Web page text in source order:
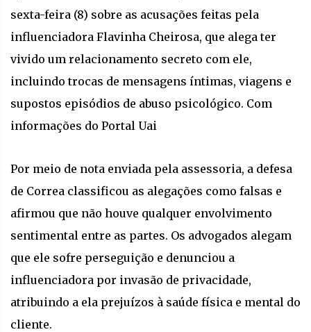
sexta-feira (8) sobre as acusações feitas pela
influenciadora Flavinha Cheirosa, que alega ter
vivido um relacionamento secreto com ele,
incluindo trocas de mensagens íntimas, viagens e
supostos episódios de abuso psicológico. Com
informações do Portal Uai
Por meio de nota enviada pela assessoria, a defesa
de Correa classificou as alegações como falsas e
afirmou que não houve qualquer envolvimento
sentimental entre as partes. Os advogados alegam
que ele sofre perseguição e denunciou a
influenciadora por invasão de privacidade,
atribuindo a ela prejuízos à saúde física e mental do
cliente.